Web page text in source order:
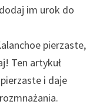
im urok do
pierzaste,
Ten artykuł
i daje